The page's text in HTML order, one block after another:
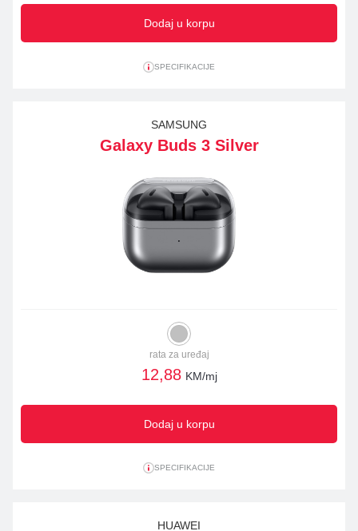
Dodaj u korpu
SPECIFIKACIJE
SAMSUNG
Galaxy Buds 3 Silver
rata za uređaj
12,88 KM/mj
Dodaj u korpu
SPECIFIKACIJE
HUAWEI